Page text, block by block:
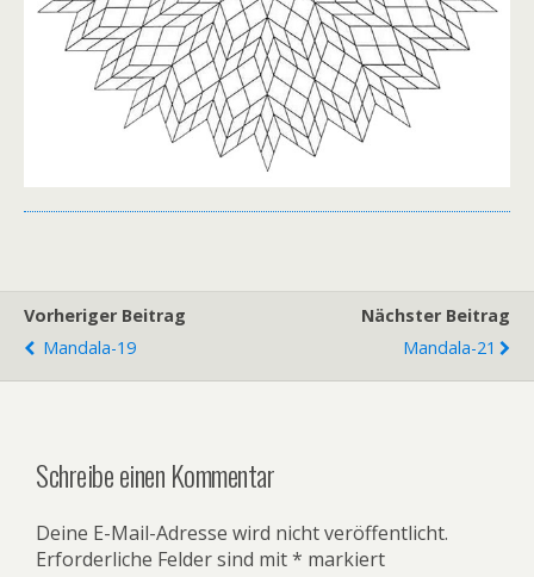
Vorheriger Beitrag
Mandala-19
Nächster Beitrag
Mandala-21
Schreibe einen Kommentar
Deine E-Mail-Adresse wird nicht veröffentlicht.
Erforderliche Felder sind mit* markiert